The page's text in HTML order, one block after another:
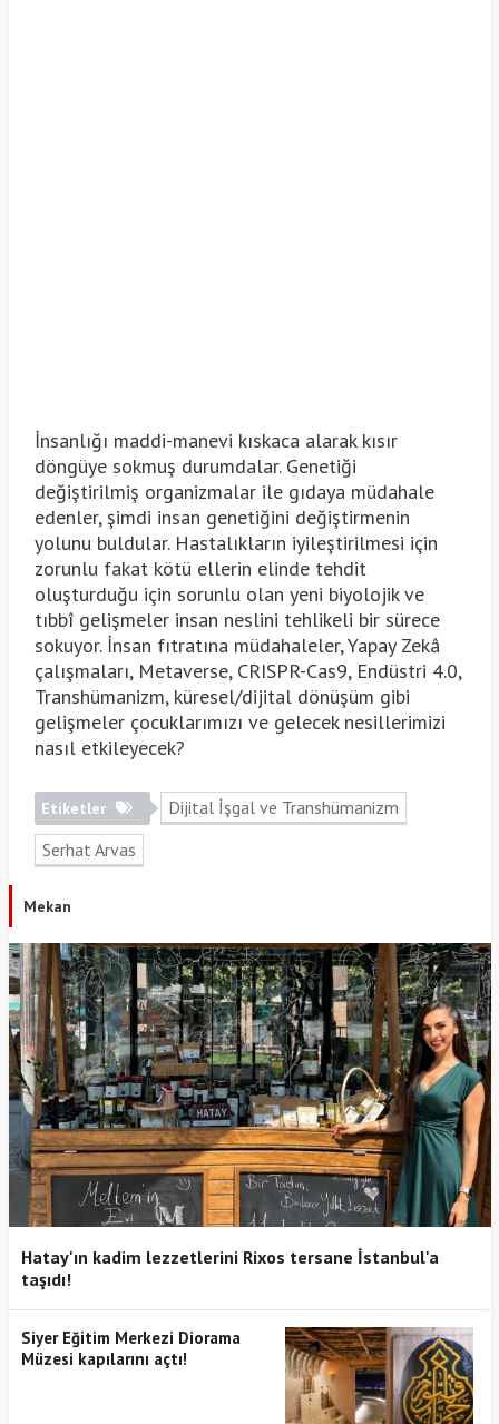
İnsanlığı maddi-manevi kıskaca alarak kısır
döngüye sokmuş durumdalar. Genetiği
değiştirilmiş organizmalar ile gıdaya müdahale
edenler, şimdi insan genetiğini değiştirmenin
yolunu buldular. Hastalıkların iyileştirilmesi için
zorunlu fakat kötü ellerin elinde tehdit
oluşturduğu için sorunlu olan yeni biyolojik ve
tıbbî gelişmeler insan neslini tehlikeli bir sürece
sokuyor. İnsan fıtratına müdahaleler, Yapay Zekâ
çalışmaları, Metaverse, CRISPR-Cas9, Endüstri 4.0,
Transhümanizm, küresel/dijital dönüşüm gibi
gelişmeler çocuklarımızı ve gelecek nesillerimizi
nasıl etkileyecek?
Etiketler
Dijital İşgal ve Transhümanizm
Serhat Arvas
Mekan
Hatay'ın kadim lezzetlerini Rixos tersane İstanbul'a
taşıdı!
Siyer Eğitim Merkezi Diorama
Müzesi kapılarını açtı!